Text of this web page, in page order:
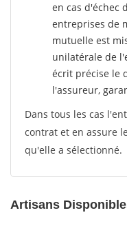
en cas d'échec
entreprises de
mutuelle est
unilatérale de
écrit précise le
l'assureur,
Dans tous les cas
contrat et en assure
qu'elle a sélectionné.
Artisans